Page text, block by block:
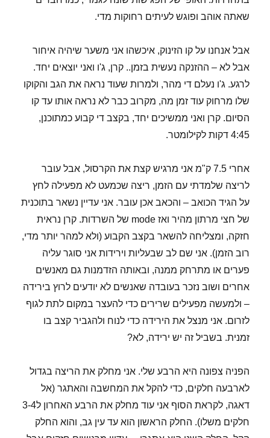
שאתה אוהב ופוגש לעיתים רחוקות מדי.
אבל אנחנו על קו הזינוק, איכשהו אני משער שיהיה איחור
אבל לא – ההזנקה נעשית בזמן.. קרן, ג'ו ואני יוצאים יחד.
לרגע. ג'ו נעלם די מהר, ולמרות שעוד נראה את הגב והקוקו
שלו מרחוק עוד זמן מה, מקרוב כבר לא נראה אותו עד קו
הסיום. קרן ואני ממשיכים יחד, בקצב די קבוע כמתוכנן,
4:45 דקות לקילומטר.
אחרי 7.5 ק"מ אני מרגיש קצת את הקרסול, אבל עובר
לריצה שלמדתי עם הזמן, ריצה שכמעט לא מפעילה לחץ
על הגיד הכואב – והכאב אכן עובר. אני עדיין נשאר בתוכנית
של חצי מרתון מהיר ואז mode של השרדות. קרן נראית
חזקה, ומצליחה להשאר בקצב הקבוע (ולא למהר יותר מדי,
רוב הזמן). אני שם לב שבעליות וירידות אני סוגר עליה
פערים או מתרחק ממנה, ובאותה הזדמנות גם מאנשים
אחרים ושוב נזכר בעובדה שאנשים לא יודעים לרוץ בירידה
– ולמעשה מפעילים שרירים כדי להעצר במקום לתת לגוף
לזרום. אני מנצל את הירידה כדי לנוח ולהגביר קצב בו
זמנית. בשביל זה יש ירידה, לא?
הפניה צפונה היא הרבע שלי. אני מחלק את הריצה בגדול
לארבעה חלקים, כדי להקל את המחשבה והאתגר (אל
דאגה, לקראת הסוף אני עוד מחלק את הרבע האחרון ל3-4
חלקים משלו). החלק הראשון הוא עד עין גב, והוא החלק